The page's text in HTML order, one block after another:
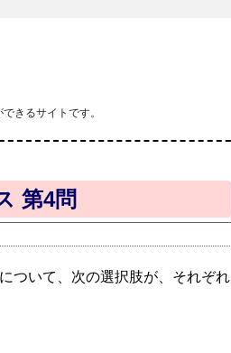
きるサイトです。
第4問
ついて、次の選択肢が、それぞれ